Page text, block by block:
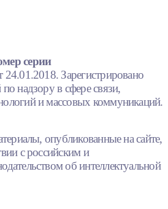
серии
Зарегистрировано
надзору в сфере связи,
и массовых коммуникаций.
опубликованные на сайте,
с российским и
об интеллектуальной